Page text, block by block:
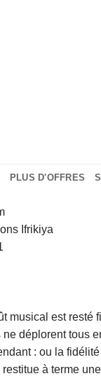
PLUS D'OFFRES
Ifrikiya
musical est resté
déplorent tous
: ou la
à terme